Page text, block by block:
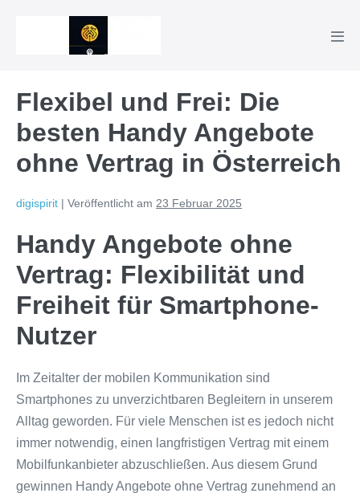
Flexibel und Frei: Die
besten Handy Angebote
ohne Vertrag in Österreich
digispirit | Veröffentlicht am 23 Februar 2025
Handy Angebote ohne
Vertrag: Flexibilität und
Freiheit für Smartphone-
Nutzer
Im Zeitalter der mobilen Kommunikation sind
Smartphones zu unverzichtbaren Begleitern in unserem
Alltag geworden. Für viele Menschen ist es jedoch nicht
immer notwendig, einen langfristigen Vertrag mit einem
Mobilfunkanbieter abzuschließen. Aus diesem Grund
gewinnen Handy Angebote ohne Vertrag zunehmend an